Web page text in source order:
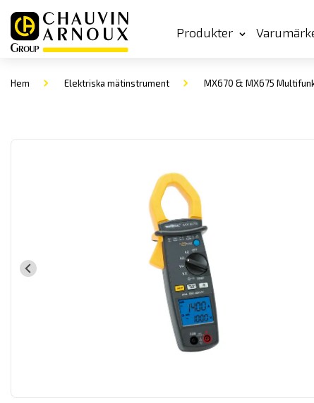
Produkter
Hem Elektriska mätinstrument MX670 & MX675